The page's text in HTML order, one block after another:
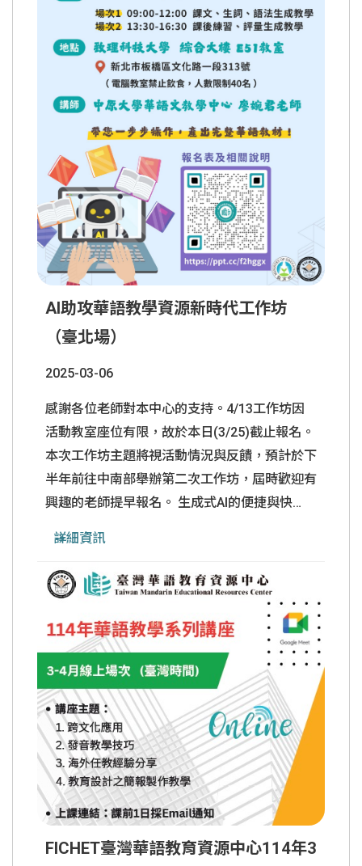
AI助攻華語教學資源新時代工作坊
（臺北場）
2025-03-06
感謝各位老師對本中心的支持。4/13工作坊因
活動教室座位有限，故於本日(3/25)截止報名。
本次工作坊主題將視活動情況與反饋，預計於下
半年前往中南部舉辦第二次工作坊，屆時歡迎有
興趣的老師提早報名。 生成式AI的便捷與快
的備課負擔，但同時亦有其限制及須注意之處。
本中心藉由此次全日工作坊的實際操作學習，預
期參與者會後皆可帶回一份專屬個人且可使用之
華語教學素材。 ★ 工作坊資訊工作坊日期：
2025.04.13(日)講師：中原大學......
詳細資訊
FICHET臺灣華語教育資源中心114年3